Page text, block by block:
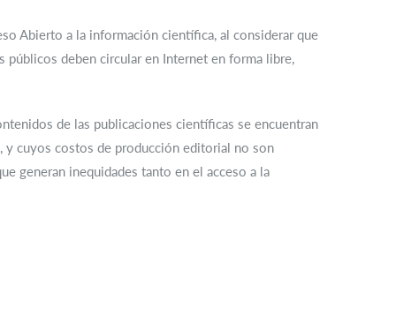
Abierto a la información científica, al considerar que
deben circular en Internet en forma libre,
de las publicaciones científicas se encuentran
cuyos costos de producción editorial no son
generan inequidades tanto en el acceso a la